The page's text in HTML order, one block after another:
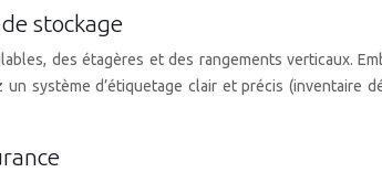
stockage
des étagères et des rangements verticaux.
système d’étiquetage clair et précis (inventaire